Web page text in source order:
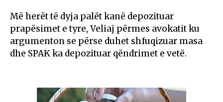
Më herët të dyja palët kanë depozituar
prapësimet e tyre, Veliaj përmes avokatit ku
argumenton se përse duhet shfuqizuar masa
dhe SPAK ka depozituar qëndrimet e vetë.